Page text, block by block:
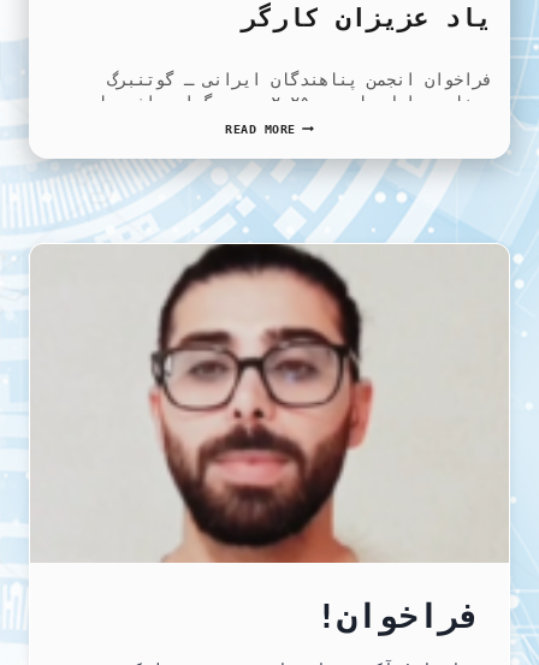
یاد عزیزان کارگر
فراخوان انجمن پناهندگان ایرانی ـ گوتنبرگ
بمناسبت اول ماه مه ۲۰۲۵ و در گرامیداشت یاد
akbar maghsoudi
farshid moradi
READ MOREفراخوان
پناهندگان
ایرانی
ـ
گوتنبرگ
بمناسبت
اول
ماه
و
در
گرامیداشت
عزیزان
کارگر
فراخوان!